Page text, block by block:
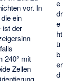
e
dr
e
ht
ü
b
er
d
vor. In
ein
ist der
240° mit
Zellen